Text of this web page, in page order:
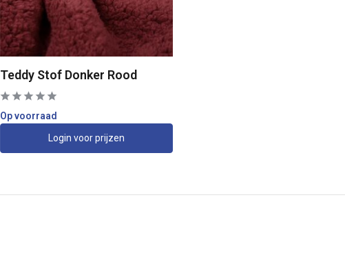
Teddy Stof Donker Rood
Op voorraad
Login voor prijzen